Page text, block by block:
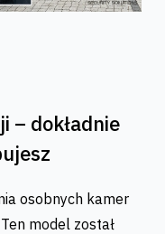
– dokładnie
osobnych kamer
model został